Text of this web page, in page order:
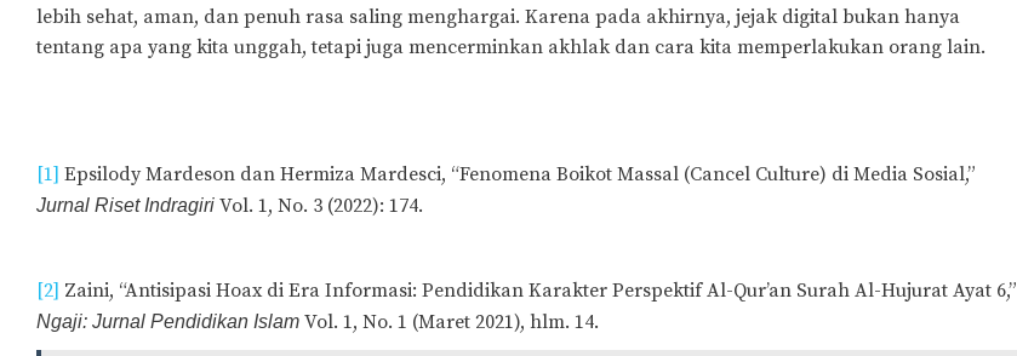
lebih sehat, aman, dan penuh rasa saling menghargai. Karena pada akhirnya, jejak digital bukan hanya
tentang apa yang kita unggah, tetapi juga mencerminkan akhlak dan cara kita memperlakukan orang lain.
[1] Epsilody Mardeson dan Hermiza Mardesci, “Fenomena Boikot Massal (Cancel Culture) di Media Sosial,”
Jurnal Riset Indragiri Vol. 1, No. 3 (2022): 174.
[2] Zaini, “Antisipasi Hoax di Era Informasi: Pendidikan Karakter Perspektif Al-Qur’an Surah Al-Hujurat Ayat 6,”
Ngaji: Jurnal Pendidikan Islam Vol. 1, No. 1 (Maret 2021), hlm. 14.